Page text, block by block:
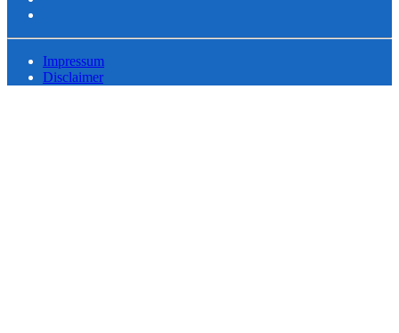
Impressum
Disclaimer